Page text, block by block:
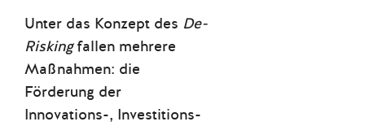
Unter das Konzept des De-
Riskingfallen mehrere
Maßnahmen: die
Förderung der
Innovations-, Investitions-